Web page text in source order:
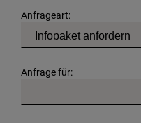
Anfrageart:
Anfrage für: